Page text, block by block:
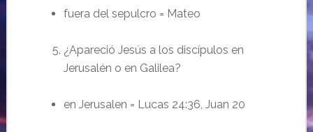
fuera del sepulcro = Mateo
¿Apareció Jesús a los discípulos en
Jerusalén o en Galilea?
en Jerusalen = Lucas 24:36, Juan 20